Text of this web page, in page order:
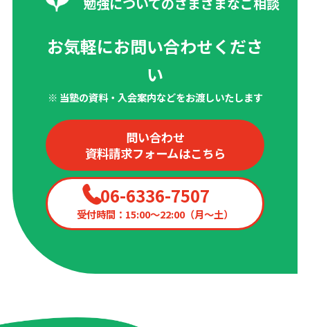
お気軽にお問い合わせくださ
い
※ 当塾の資料・入会案内などをお渡しいたします
問い合わせ
資料請求フォームはこちら
06-6336-7507
受付時間：15:00〜22:00（月〜土）